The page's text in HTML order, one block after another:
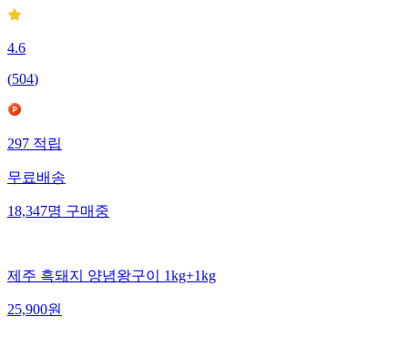
4.6
(504)
297적립
무료배송
18,347명구매중
제주 흑돼지 양념왕구이 1kg+1kg
25,900원